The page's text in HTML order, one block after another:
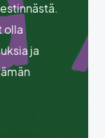
olla
ja